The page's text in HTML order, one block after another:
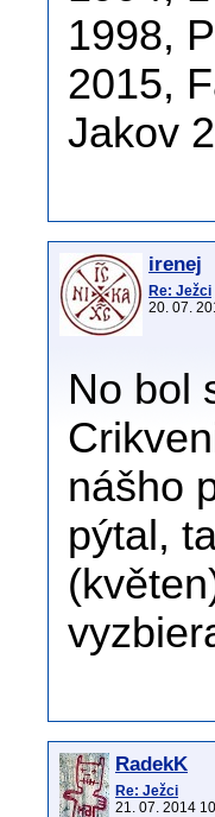
1998,
2015,
Jakov
irenej
Re: Ježci
20. 07.
No bol
nášho
pýtal,
RadekK
Re: Ježci
21. 07. 2014